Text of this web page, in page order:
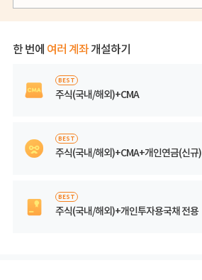
한 번에 여러 계좌개설하기
BEST
주식(국내/해외)+CMA
BEST
주식(국내/해외)+CMA+개인연금(신규)
BEST
주식(국내/해외)+개인투자용국채 전용